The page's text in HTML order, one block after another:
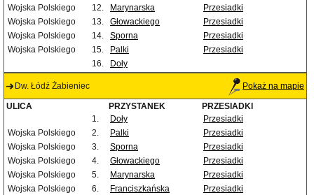
Wojska Polskiego
12. Marynarska
Przesiadki
Wojska Polskiego
13. Głowackiego
Przesiadki
Wojska Polskiego
14. Sporna
Przesiadki
Wojska Polskiego
15. Palki
Przesiadki
16.
Doły
Dw. Łódź Żabieniec Pokaż na mapie
ULICA PRZYSTANEK
PRZESIADKI
1.
Doły
Przesiadki
Wojska Polskiego
2. Palki
Przesiadki
Wojska Polskiego
3. Sporna
Przesiadki
Wojska Polskiego
4. Głowackiego
Przesiadki
Wojska Polskiego
5. Marynarska
Przesiadki
Wojska Polskiego
6. Franciszkańska
Przesiadki